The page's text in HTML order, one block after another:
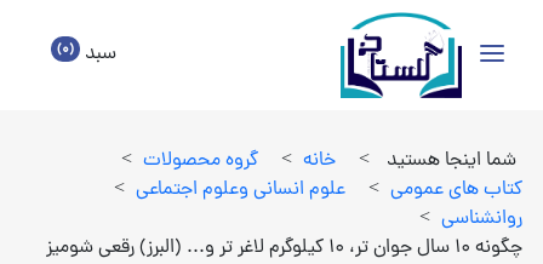
سبد (0)
شما اینجا هستید > خانه > گروه محصولات >
كتاب هاي عمومي > علوم انساني وعلوم اجتماعي >
روانشناسي >
چگونه 10 سال جوان تر، 10 کیلوگرم لاغر تر و... (البرز) رقعی شومیز